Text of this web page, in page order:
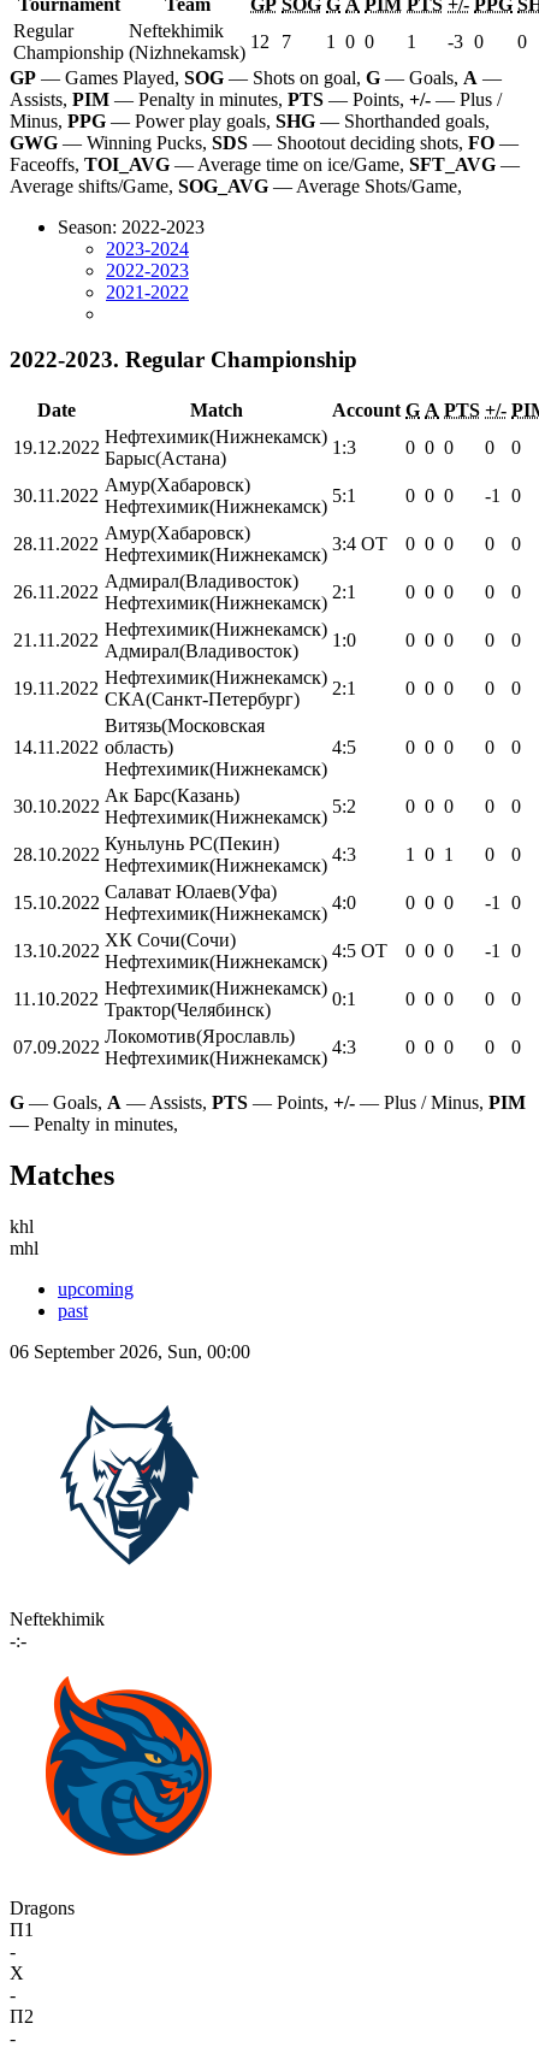
Regular
Championship
Neftekhimik
(Nizhnekamsk)
12 7 1 0 0 1 -3 0
0
GP — Games Played, SOG — Shots on goal, G — Goals, A —
Assists, PIM — Penalty in minutes, PTS — Points, +/- — Plus /
Minus, PPG — Power play goals, SHG — Shorthanded goals,
GWG — Winning Pucks, SDS — Shootout deciding shots, FO —
Faceoffs, TOI_AVG — Average time on ice/Game, SFT_AVG —
Average shifts/Game, SOG_AVG — Average Shots/Game,
Season: 2022-2023
2023-2024
2022-2023
2021-2022
2022-2023. Regular Championship
Date Match Account G A PTS +/-
19.12.2022
Нефтехимик(Нижнекамск)
Барыс(Астана)
1:3 0 0 0 0 0
30.11.2022
Амур(Хабаровск)
Нефтехимик(Нижнекамск)
5:1 0 0 0 -1 0
28.11.2022
Амур(Хабаровск)
Нефтехимик(Нижнекамск)
3:4 OT 0 0 0 0 0
26.11.2022
Адмирал(Владивосток)
Нефтехимик(Нижнекамск)
2:1 0 0 0 0 0
21.11.2022
Нефтехимик(Нижнекамск)
Адмирал(Владивосток)
1:0 0 0 0 0 0
19.11.2022
Нефтехимик(Нижнекамск)
СКА(Санкт-Петербург)
2:1 0 0 0 0 0
14.11.2022
Витязь(Московская
область)
Нефтехимик(Нижнекамск)
4:5 0 0 0 0 0
30.10.2022
Ак Барс(Казань)
Нефтехимик(Нижнекамск)
5:2 0 0 0 0 0
28.10.2022
Куньлунь РС(Пекин)
Нефтехимик(Нижнекамск)
4:3 1 0 1 0 0
15.10.2022
Салават Юлаев(Уфа)
Нефтехимик(Нижнекамск)
4:0 0 0 0 -1 0
13.10.2022
ХК Сочи(Сочи)
Нефтехимик(Нижнекамск)
4:5 OT 0 0 0 -1 0
11.10.2022
Нефтехимик(Нижнекамск)
Трактор(Челябинск)
0:1 0 0 0 0 0
07.09.2022
Локомотив(Ярославль)
Нефтехимик(Нижнекамск)
4:3 0 0 0 0 0
G — Goals, A — Assists, PTS — Points, +/- — Plus / Minus, PIM
— Penalty in minutes,
Matches
khl
mhl
upcoming
past
06 September 2026, Sun, 00:00
Neftekhimik
-:-
Dragons
П1
-
X
-
П2
-